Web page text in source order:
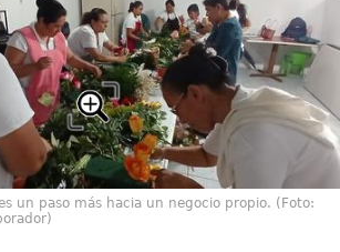
un paso más hacia un negocio propio. (Foto: